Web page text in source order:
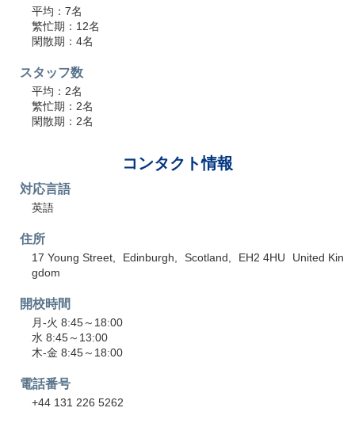
平均：7名
繁忙期：12名
閑散期：4名
スタッフ数
平均：2名
繁忙期：2名
閑散期：2名
コンタクト情報
対応言語
英語
住所
17 Young Street Edinburgh Scotland EH2 4HU
United Kin
gdom
開校時間
月-火 8:45～18:00
水 8:45～13:00
木-金 8:45～18:00
電話番号
+44 131 226 5262